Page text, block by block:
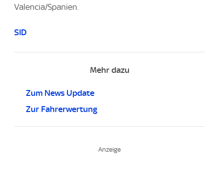
Valencia/Spanien.
SID
Mehr dazu
Zum News Update
Zur Fahrerwertung